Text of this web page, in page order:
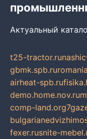
Актуальный
t25-tractor.ru
gbmk.spb.ru
airheat-spb.ru
demo.home.nov.ru
comp-land.org
fexer.rusnite-